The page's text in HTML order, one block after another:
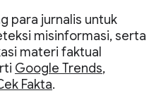
para jurnalis untuk
misinformasi, serta
materi faktual
Google Trends,
Fakta.